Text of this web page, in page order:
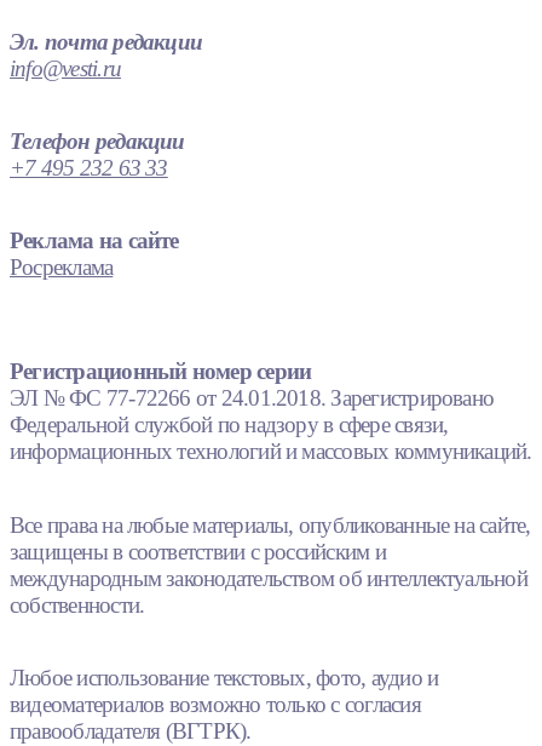
Эл. почта редакции
info@vesti.ru
Телефон редакции
+7 495 232 63 33
Реклама на сайте
Росреклама
Регистрационный номер серии
ЭЛ № ФС 77-72266 от 24.01.2018. Зарегистрировано
Федеральной службой по надзору в сфере связи,
информационных технологий и массовых коммуникаций.
Все права на любые материалы, опубликованные на сайте,
защищены в соответствии с российским и
международным законодательством об интеллектуальной
собственности.
Любое использование текстовых, фото, аудио и
видеоматериалов возможно только с согласия
правообладателя (ВГТРК).